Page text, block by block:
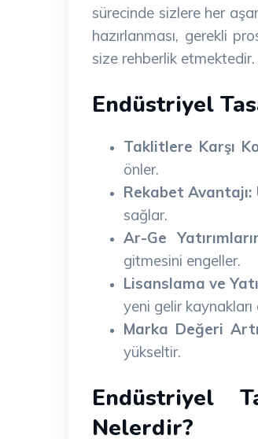
sürecinde sizlere her
hazırlanması, gerekli
size rehberlik etmektedir.
Endüstriyel
Taklitlere Karşı
önler.
Rekabet Avantajı:
sağlar.
Ar-Ge
gitmesini engeller.
Lisanslama ve
yeni gelir
Marka Değeri
yükseltir.
Endüstriyel
Nelerdir?